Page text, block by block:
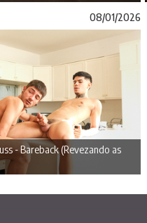
08/01/2026
- Bareback (Revezando as